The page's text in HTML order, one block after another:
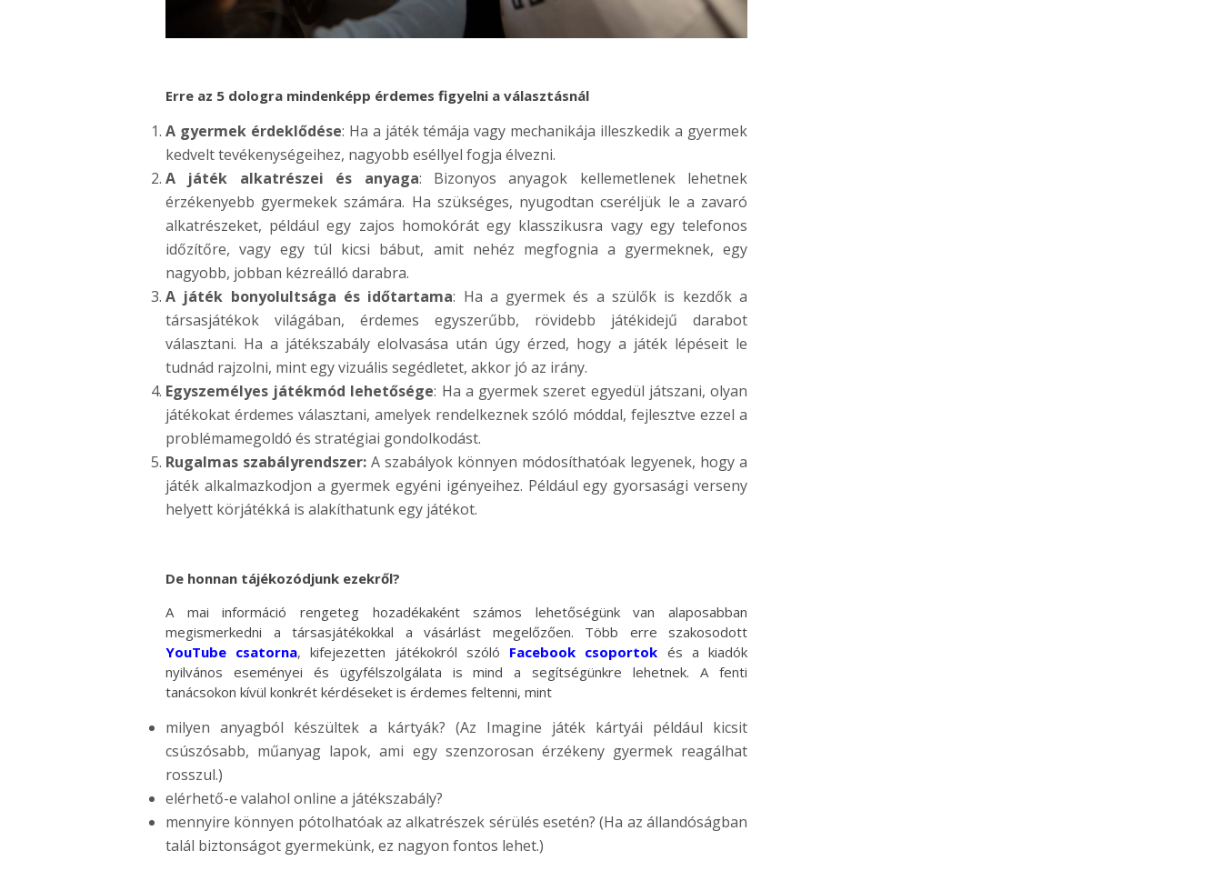
Erre az 5 dologra mindenképp érdemes figyelni a választásnál
A gyermek érdeklődése: Ha a játék témája vagy mechanikája illeszkedik a gyermek
kedvelt tevékenységeihez, nagyobb eséllyel fogja élvezni.
A játék alkatrészei és anyaga: Bizonyos anyagok kellemetlenek lehetnek
érzékenyebb gyermekek számára. Ha szükséges, nyugodtan cseréljük le a zavaró
alkatrészeket, például egy zajos homokórát egy klasszikusra vagy egy telefonos
időzítőre, vagy egy túl kicsi bábut, amit nehéz megfognia a gyermeknek, egy
nagyobb, jobban kézreálló darabra.
A játék bonyolultsága és időtartama: Ha a gyermek és a szülők is kezdők a
társasjátékok világában, érdemes egyszerűbb, rövidebb játékidejű darabot
választani. Ha a játékszabály elolvasása után úgy érzed, hogy a játék lépéseit le
tudnád rajzolni, mint egy vizuális segédletet, akkor jó az irány.
Egyszemélyes játékmód lehetősége: Ha a gyermek szeret egyedül játszani, olyan
játékokat érdemes választani, amelyek rendelkeznek szóló móddal, fejlesztve ezzel a
problémamegoldó és stratégiai gondolkodást.
Rugalmas szabályrendszer: A szabályok könnyen módosíthatóak legyenek, hogy a
játék alkalmazkodjon a gyermek egyéni igényeihez. Például egy gyorsasági verseny
helyett körjátékká is alakíthatunk egy játékot.
De honnan tájékozódjunk ezekről?
A mai információ rengeteg hozadékaként számos lehetőségünk van alaposabban
megismerkedni a társasjátékokkal a vásárlást megelőzően. Több erre szakosodott
YouTube csatorna, kifejezetten játékokról szóló Facebook csoportok és a kiadók
nyilvános eseményei és ügyfélszolgálata is mind a segítségünkre lehetnek. A fenti
tanácsokon kívül konkrét kérdéseket is érdemes feltenni, mint
milyen anyagból készültek a kártyák? (Az Imagine játék kártyái például kicsit
csúszósabb, műanyag lapok, ami egy szenzorosan érzékeny gyermek reagálhat
rosszul.)
elérhető-e valahol online a játékszabály?
mennyire könnyen pótolhatóak az alkatrészek sérülés esetén? (Ha az állandóságban
talál biztonságot gyermekünk, ez nagyon fontos lehet.)